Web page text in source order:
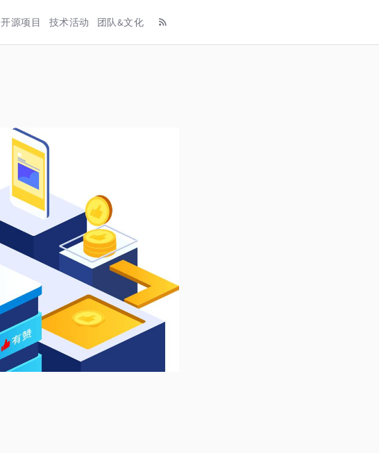
开源项目 技术活动 团队&文化